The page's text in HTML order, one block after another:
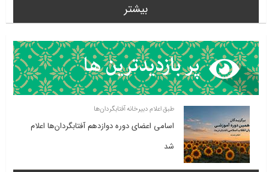
بیشتر
طبق اعلام دبیرخانه آفتابگردان‌ها
اسامی اعضای دوره دوازدهم آفتابگردان‌ها اعلام
شد